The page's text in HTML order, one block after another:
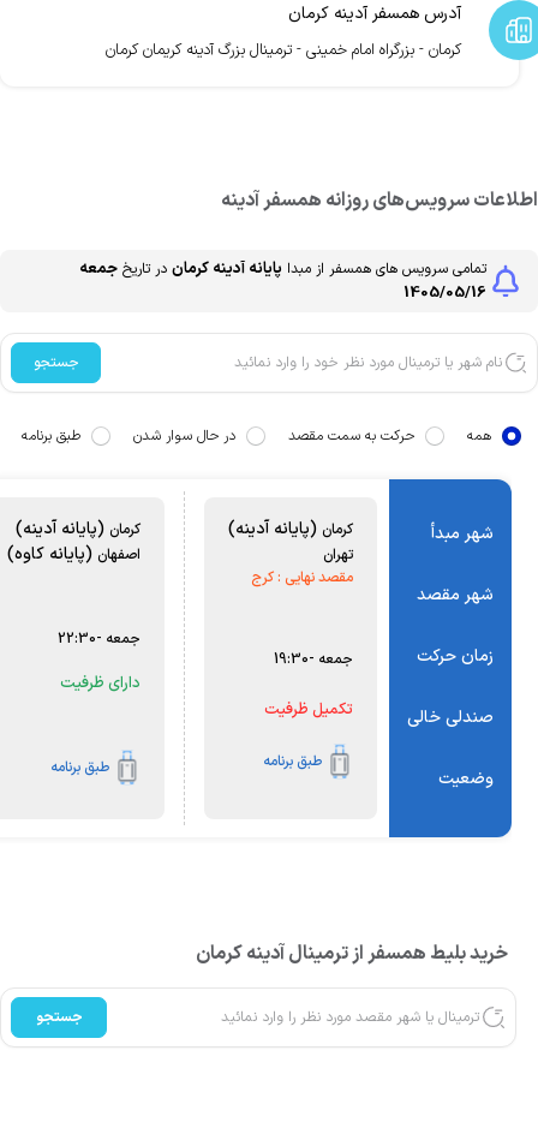
آدرس همسفر آدینه کرمان
کرمان - بزرگراه امام خمینی - ترمینال بزرگ آدینه کریمان کرمان
سرویس‌های روزانه همسفرآدینه
تمامی سرویس های همسفر از مبدا پایانه آدینه کرمان در تاریخ جمعه
1405/05/16
جستجو
همه حرکت به سمت مقصد در حال سوار شدن طبق برنامه
شهر مبدأ
شهر مقصد
زمان حرکت
صندلی خالی
وضعیت
کرمان(پایانه آدینه)
تهران
مقصد نهایی : کرج
جمعه 19:30
تکمیل ظرفیت
طبق برنامه
کرمان(پایانه آدینه)
اصفهان(پایانه کاوه)
جمعه 22:30
دارای ظرفیت
طبق برنامه
خرید بلیط همسفر از ترمینال آدینه کرمان
جستجو